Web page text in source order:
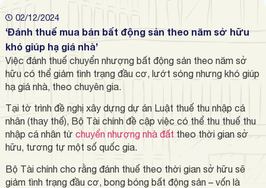
02/12/2024
‘Đánh thuế mua bán bất động sản theo năm sở hữu
khó giúp hạ giá nhà’
Việc đánh thuế chuyển nhượng bất động sản theo năm sở
hữu có thể giảm tình trạng đầu cơ, lướt sóng nhưng khó giúp
hạ giá nhà, theo chuyên gia.
Tại tờ trình đề nghị xây dựng dự án Luật thuế thu nhập cá
nhân (thay thế), Bộ Tài chính đề cập việc có thể thu thuế thu
nhập cá nhân từ chuyển nhượng nhà đất theo thời gian sở
hữu, tương tự một số quốc gia.
Bộ Tài chính cho rằng đánh thuế theo thời gian sở hữu sẽ
giảm tình trạng đầu cơ, bong bóng bất động sản – vốn là